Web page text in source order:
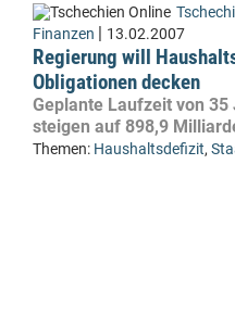
Finanzen | 13.02.2007
Regierung will
Obligationen decken
Geplante Laufzeit von
steigen auf 898,9
Themen: Haushaltsdefizit,